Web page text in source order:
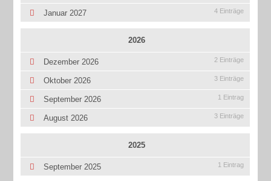
Januar 2027 4 Einträge
2026
Dezember 2026 2 Einträge
Oktober 2026 3 Einträge
September 2026 1 Eintrag
August 2026 3 Einträge
2025
September 2025 1 Eintrag